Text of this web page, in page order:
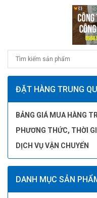
ĐẶT HÀNG TRUNG
BẢNG GIÁ MUA HÀNG
PHƯƠNG THỨC, THỜI
DỊCH VỤ VẬN CHUYỂN
DANH MỤC SẢN